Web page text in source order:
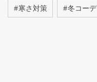
#寒さ対策 #冬コーデ